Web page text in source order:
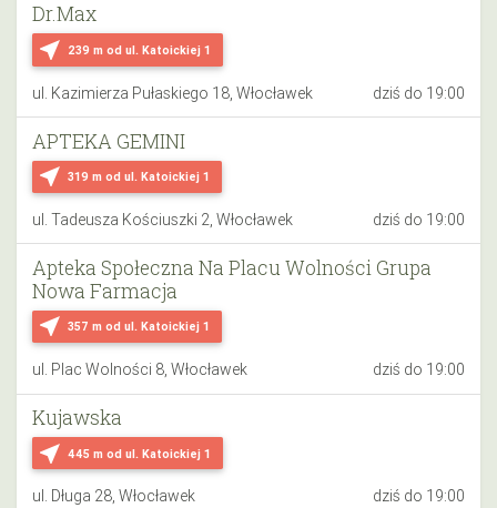
near_me 239 m od ul. Katoickiej 1
Dr.Max
ul. Kazimierza Pułaskiego 18, Włocławek dziś do 19:00
near_me 319 m od ul. Katoickiej 1
APTEKA GEMINI
ul. Tadeusza Kościuszki 2, Włocławek dziś do 19:00
near_me 357 m od ul. Katoickiej 1
Apteka Społeczna Na Placu Wolności Grupa
Nowa Farmacja
ul. Plac Wolności 8, Włocławek dziś do 19:00
near_me 445 m od ul. Katoickiej 1
Kujawska
ul. Długa 28, Włocławek dziś do 19:00